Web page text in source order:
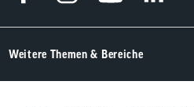
Weitere Themen & Bereiche